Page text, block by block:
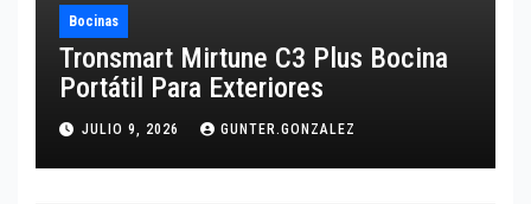
Bocinas
Tronsmart Mirtune C3 Plus Bocina
Portátil Para Exteriores
JULIO 9, 2026 GUNTER.GONZALEZ